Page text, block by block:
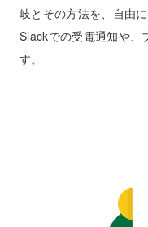
岐とその方法を、自由
Slackでの受電通知や、
す。